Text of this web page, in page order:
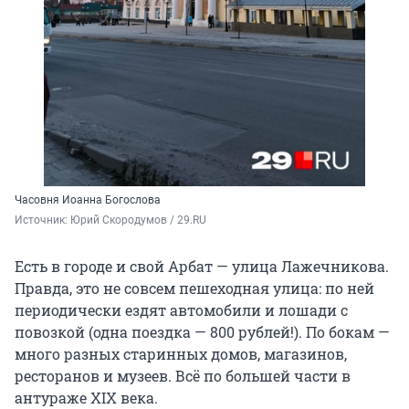
Часовня Иоанна Богослова
Источник: Юрий Скородумов / 29.RU
Есть в городе и свой Арбат — улица Лажечникова.
Правда, это не совсем пешеходная улица: по ней
периодически ездят автомобили и лошади с
повозкой (одна поездка — 800 рублей!). По бокам —
много разных старинных домов, магазинов,
ресторанов и музеев. Всё по большей части в
антураже XIX века.